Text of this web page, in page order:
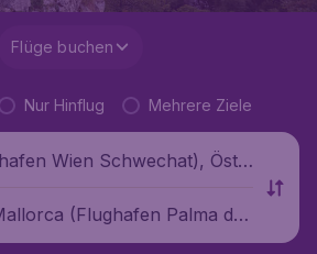
Flüge buchen
Nur Hinflug Mehrere Ziele
Wien Schwechat), Öste
(Flughafen Palma de